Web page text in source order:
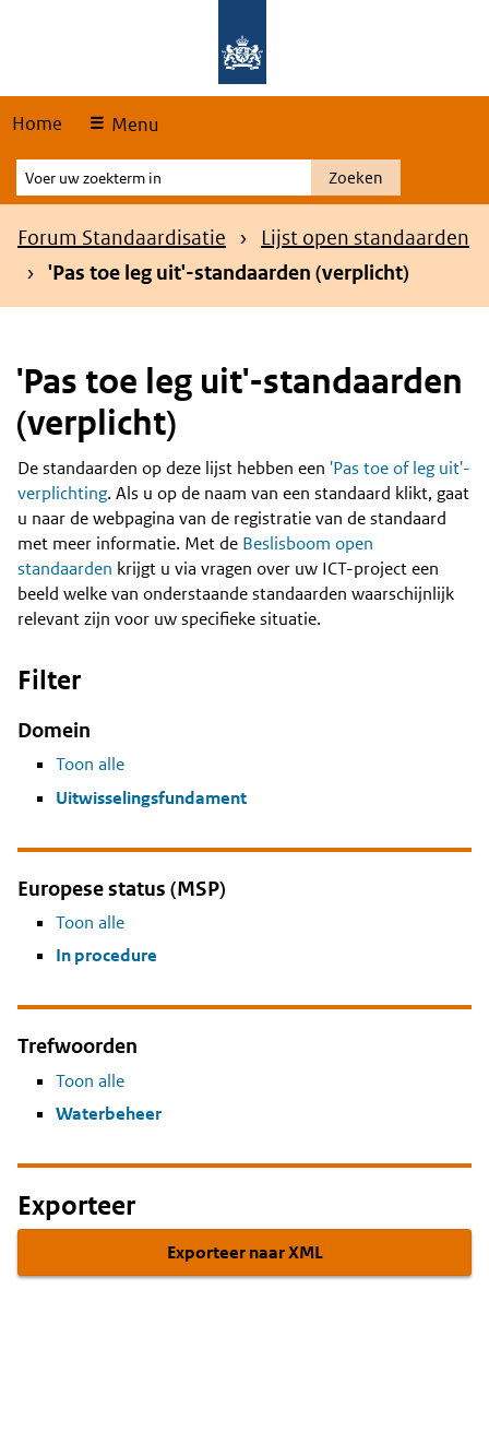
Home Menu
Voer
uw
zoekterm
Zoeken
Kruimelpad
Forum Standaardisatie
Lijst open standaarden
'Pas toe leg uit'-standaarden (verplicht)
'Pas toe leg uit'-standaarden
(verplicht)
Content
De standaarden op deze lijst hebben een 'Pas toe of leg uit'-
verplichting. Als u op de naam van een standaard klikt, gaat
u naar de webpagina van de registratie van de standaard
met meer informatie. Met de Beslisboom open
standaarden krijgt u via vragen over uw ICT-project een
beeld welke van onderstaande standaarden waarschijnlijk
relevant zijn voor uw specifieke situatie.
Filter
Domein
Toon alle
Uitwisselingsfundament
Europese status (MSP)
Toon alle
In procedure
Trefwoorden
Toon alle
Waterbeheer
Exporteer
Exporteer naar XML